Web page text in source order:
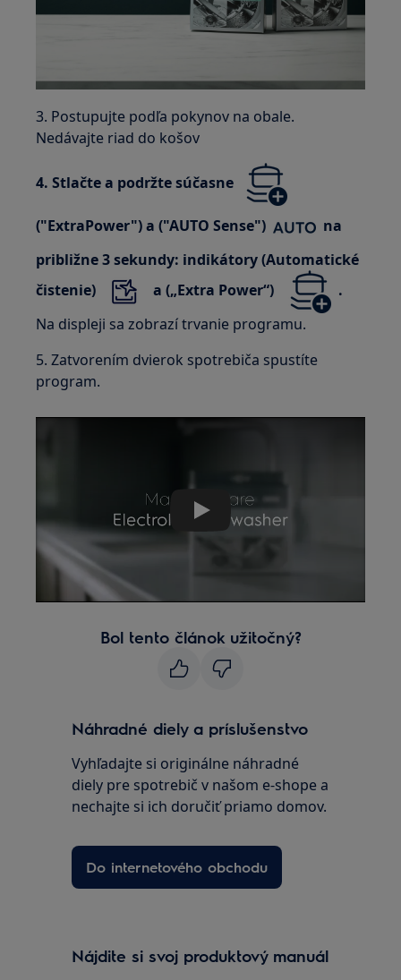
3. Postupujte podľa pokynov na obale.
Nedávajte riad do košov
4. Stlačte a podržte súčasne
("ExtraPower") a ("AUTO Sense")
na
približne 3 sekundy: indikátory (Automatické
čistenie)
a („Extra Power“)
.
Na displeji sa zobrazí trvanie programu.
5. Zatvorením dvierok spotrebiča spustíte
program.
Play
Bol tento článok užitočný?
Náhradné diely a príslušenstvo
Vyhľadajte si originálne náhradné
diely pre spotrebič v našom e-shope a
nechajte si ich doručiť priamo domov.
Do internetového obchodu
Nájdite si svoj produktový manuál